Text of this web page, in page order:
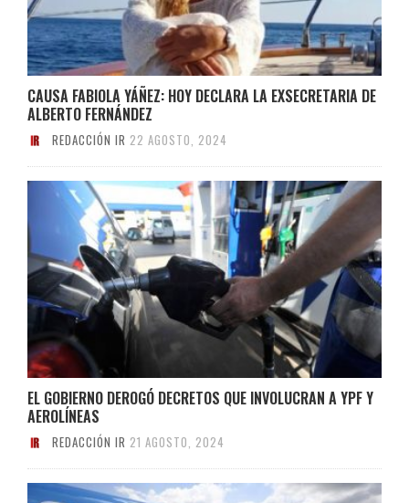
CAUSA FABIOLA YÁÑEZ: HOY DECLARA LA EXSECRETARIA DE
ALBERTO FERNÁNDEZ
REDACCIÓN IR 22 AGOSTO, 2024
EL GOBIERNO DEROGÓ DECRETOS QUE INVOLUCRAN A YPF Y
AEROLÍNEAS
REDACCIÓN IR 21 AGOSTO, 2024